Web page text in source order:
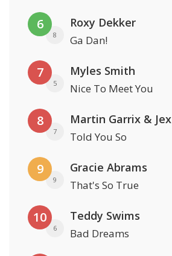
6
8
Roxy Dekker
Ga Dan!
7
5
Myles Smith
Nice To Meet You
8
7
Martin Garrix & Jex
Told You So
9
9
Gracie Abrams
That's So True
10
6
Teddy Swims
Bad Dreams